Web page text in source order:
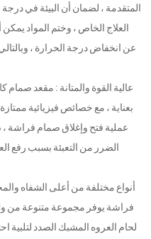
المتقدمة ، لضمان أن البيئة في
العلاج الخاص ، وختم المواد
عن انخفاض درجة الحرارة ،
بعناية ، مع خصائص فيزيائية
عملية فتح وإغلاق صمام فراشة ،
الضرر من التعبئة بسبب رفع
فراشة يوفر مجموعة متنوعة من
لحام العروه المشبك الصدد لتلبية